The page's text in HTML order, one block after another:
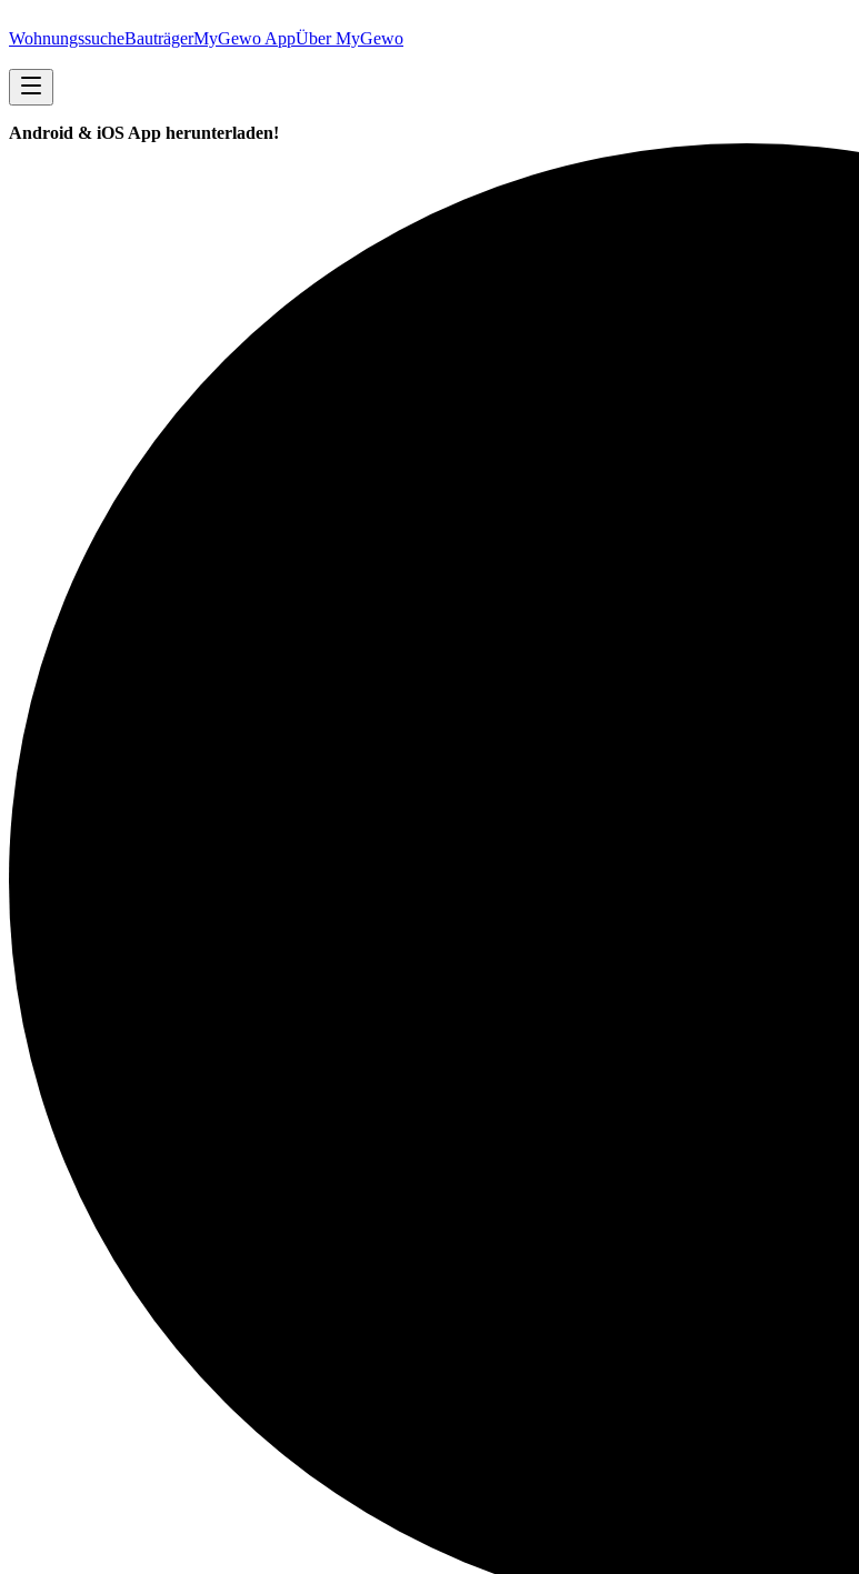
WohnungssucheBauträgerMyGewo AppÜber MyGewo
Android & iOS App herunterladen!